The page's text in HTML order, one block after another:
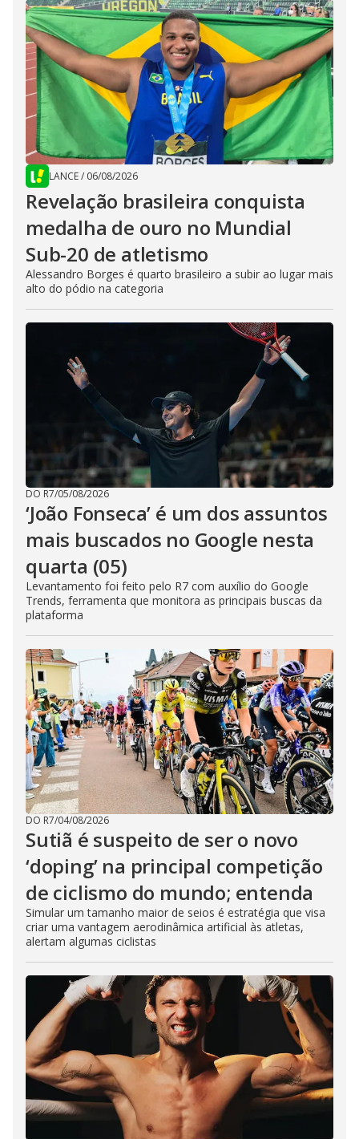
LANCE/ 06/08/2026
Revelação brasileira conquista
medalha de ouro no Mundial
Sub-20 de atletismo
Alessandro Borges é quarto brasileiro a subir ao lugar mais
alto do pódio na categoria
DO R7/05/08/2026
‘João Fonseca’ é um dos assuntos
mais buscados no Google nesta
quarta (05)
Levantamento foi feito pelo R7 com auxílio do Google
Trends, ferramenta que monitora as principais buscas da
plataforma
DO R7/04/08/2026
Sutiã é suspeito de ser o novo
‘doping’ na principal competição
de ciclismo do mundo; entenda
Simular um tamanho maior de seios é estratégia que visa
criar uma vantagem aerodinâmica artificial às atletas,
alertam algumas ciclistas